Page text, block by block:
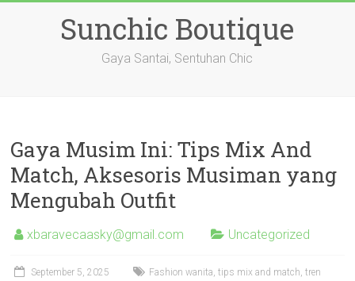
Sunchic Boutique
Gaya Santai, Sentuhan Chic
Gaya Musim Ini: Tips Mix And
Match, Aksesoris Musiman yang
Mengubah Outfit
xbaravecaasky@gmail.com Uncategorized
September 5, 2025
Fashion wanita, tips mix and match, tren